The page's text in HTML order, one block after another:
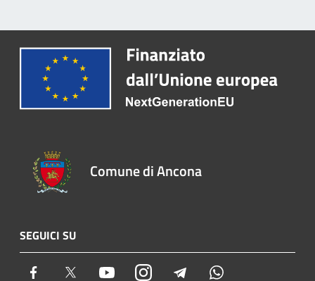
Comune di Ancona
SEGUICI SU
Facebook Twitter YoutubeInstagram Telegram